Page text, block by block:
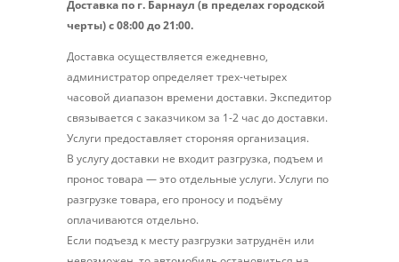
Доставка по г. Барнаул (в пределах городской
черты) с 08:00 до 21:00.
Доставка осуществляется ежедневно,
администратор определяет трех-четырех
часовой диапазон времени доставки. Экспедитор
связывается с заказчиком за 1-2 час до доставки.
Услуги предоставляет стороняя организация.
В услугу доставки не входит разгрузка, подъем и
пронос товара — это отдельные услуги. Услуги по
разгрузке товара, его проносу и подъёму
оплачиваются отдельно.
Если подъезд к месту разгрузки затруднён или